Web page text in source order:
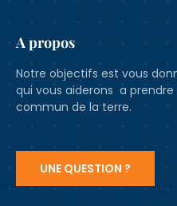
A propos
Notre objectifs est vous
qui vous aiderons a
commun de la terre.
UNE QUESTION ?